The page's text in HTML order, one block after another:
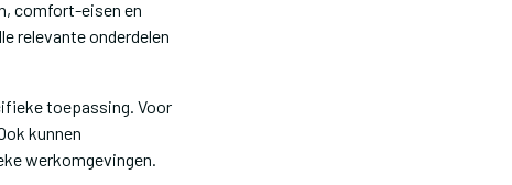
comfort-eisen en
relevante onderdelen
toepassing. Voor
kunnen
werkomgevingen.